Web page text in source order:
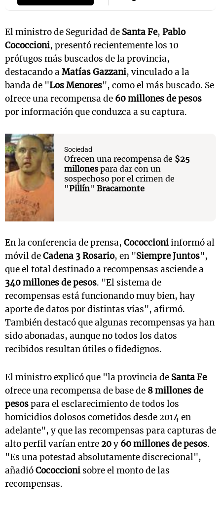
El ministro de Seguridad de Santa Fe, Pablo
Cococcioni, presentó recientemente los 10
prófugos más buscados de la provincia,
destacando aMatías Gazzani, vinculado a la
banda de "Los Menores", como el más buscado. Se
ofrece una recompensa de 60 millones de pesos
por información que conduzca a su captura.
Sociedad
Ofrecen una recompensa de $25
millones para dar con un
sospechoso por el crimen de
"Pillín" Bracamonte
En la conferencia de prensa, Cococcioniinformó al
móvil deCadena 3 Rosario, en "Siempre Juntos",
que el total destinado a recompensas asciende a
340 millones de pesos. "El sistema de
recompensas está funcionando muy bien, hay
aporte de datos por distintas vías", afirmó.
También destacó que algunas recompensas ya han
sido abonadas, aunque no todos los datos
recibidos resultan útiles o fidedignos.
El ministro explicó que "la provincia de Santa Fe
ofrece una recompensa de base de 8 millones de
pesospara el esclarecimiento de todos los
homicidios dolosos cometidos desde 2014 en
adelante", y que las recompensas para capturas de
alto perfil varían entre 20y 60 millones de pesos.
"Es una potestad absolutamente discrecional",
añadióCococcioni sobre el monto de las
recompensas.